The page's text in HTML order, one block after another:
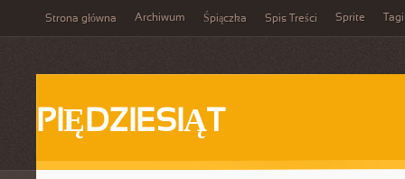
Strona główna Archiwum Śpiączka Spis Treści Sprite Tagi
PIĘDZIESIĄT